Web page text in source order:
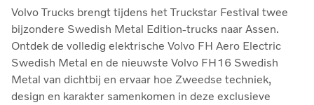
Volvo Trucks brengt tijdens het Truckstar Festival twee
bijzondere Swedish Metal Edition-trucks naar Assen.
Ontdek de volledig elektrische Volvo FH Aero Electric
Swedish Metal en de nieuwste Volvo FH16 Swedish
Metal van dichtbij en ervaar hoe Zweedse techniek,
design en karakter samenkomen in deze exclusieve